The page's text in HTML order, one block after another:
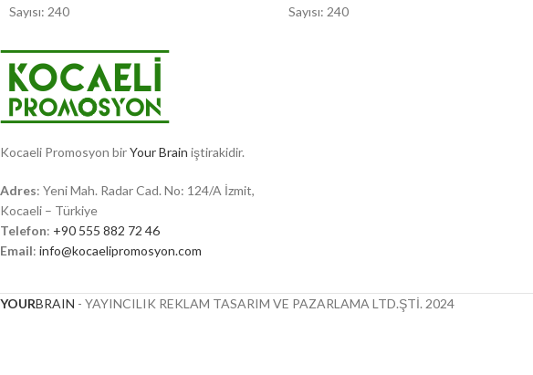
Sayısı: 240
Sayısı: 240
Kocaeli Promosyon birYour Brain iştirakidir.
Adres: Yeni Mah. Radar Cad. No: 124/A İzmit,
Kocaeli – Türkiye
Telefon: +90 555 882 72 46
Email: info@kocaelipromosyon.com
YOURBRAIN - YAYINCILIK REKLAM TASARIM VE PAZARLAMA LTD.ŞTİ. 2024